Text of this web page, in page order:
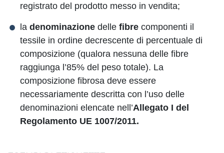
registrato del prodotto messo in vendita;
la denominazione delle fibre componenti il
tessile in ordine decrescente di percentuale di
composizione (qualora nessuna delle fibre
raggiunga l’85% del peso totale). La
composizione fibrosa deve essere
necessariamente descritta con l’uso delle
denominazioni elencate nell’Allegato I del
Regolamento UE 1007/2011.